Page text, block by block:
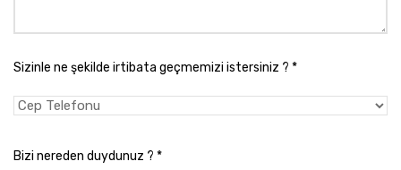
Sizinle ne şekilde irtibata geçmemizi istersiniz ? *
Bizi nereden duydunuz ? *